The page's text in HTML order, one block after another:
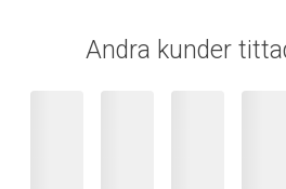
Andra kunder